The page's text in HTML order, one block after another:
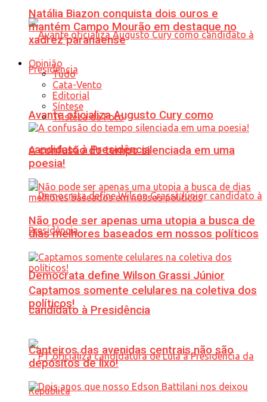
Avante oficializa Augusto Cury como
candidato à Presidência
Democrata define Wilson Grassi Júnior
candidato à Presidência
Natália Biazon conquista dois ouros e
mantém Campo Mourão em destaque no
xadrez paranaense
Opinião
Tudo
Cata-Vento
Editorial
Síntese
Tristeza da Foto
A confusão do tempo silenciada em uma
poesia!
Não pode ser apenas uma utopia a busca de
dias melhores baseados em nossos políticos
Captamos somente celulares na coletiva dos
políticos!
Canteiros das avenidas centrais não são
depósitos de lixo!